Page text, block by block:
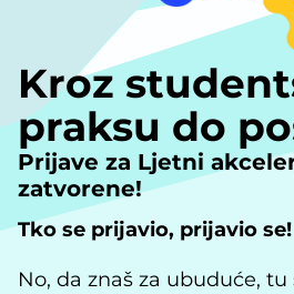
Kroz
praksu do
Prijave za Ljetni
zatvorene!
Tko se prijavio, prijavio se!
No, da znaš za ubuduće,